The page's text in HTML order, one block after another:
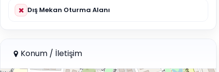
Dış Mekan Oturma Alanı
Konum / İletişim